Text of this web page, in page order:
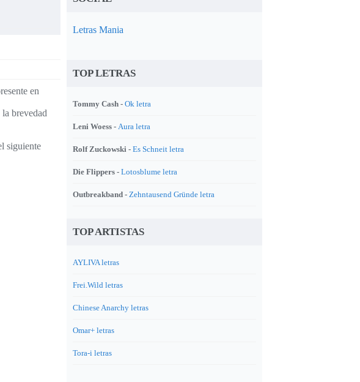
en
brevedad
siguiente
Letras Mania
TOP LETRAS
Tommy Cash - Ok letra
Leni Woess - Aura letra
Rolf Zuckowski - Es Schneit letra
Die Flippers - Lotosblume letra
Outbreakband - Zehntausend Gründe letra
TOP ARTISTAS
AYLIVA letras
Frei.Wild letras
Chinese Anarchy letras
Omar+ letras
Tora-i letras